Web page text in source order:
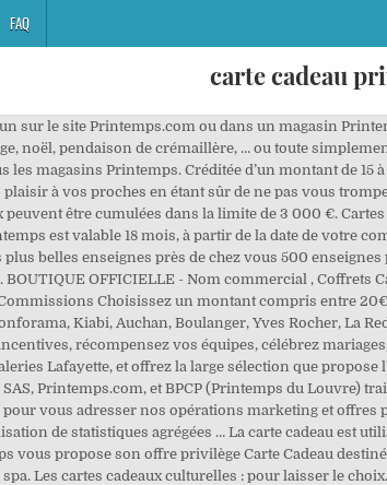
FAQ
carte cadeau
sur le site Printemps.com ou dans un magasin
noël, pendaison de crémaillère, … ou toute
les magasins Printemps. Créditée d’un montant de
à vos proches en étant sûr de ne pas vous
peuvent être cumulées dans la limite de 3 000 €.
est valable 18 mois, à partir de la date de votre
belles enseignes près de chez vous 500
OFFICIELLE - Nom commercial , Coffrets
Choisissez un montant compris entre
Kiabi, Auchan, Boulanger, Yves Rocher, La
récompensez vos équipes, célébrez
Lafayette, et offrez la large sélection que
Printemps.com, et BPCP (Printemps du Louvre)
vous adresser nos opérations marketing et
de statistiques agrégées … La carte cadeau est
vous propose son offre privilège Carte Cadeau
Les cartes cadeaux culturelles : pour laisser le